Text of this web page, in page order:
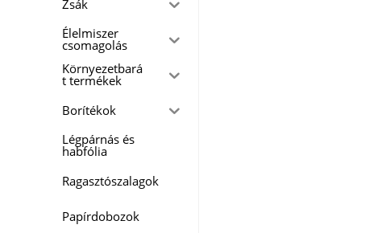
Zsák
Élelmiszer
csomagolás
Környezetbará
t termékek
Borítékok
Légpárnás és
habfólia
Ragasztószalagok
Papírdobozok